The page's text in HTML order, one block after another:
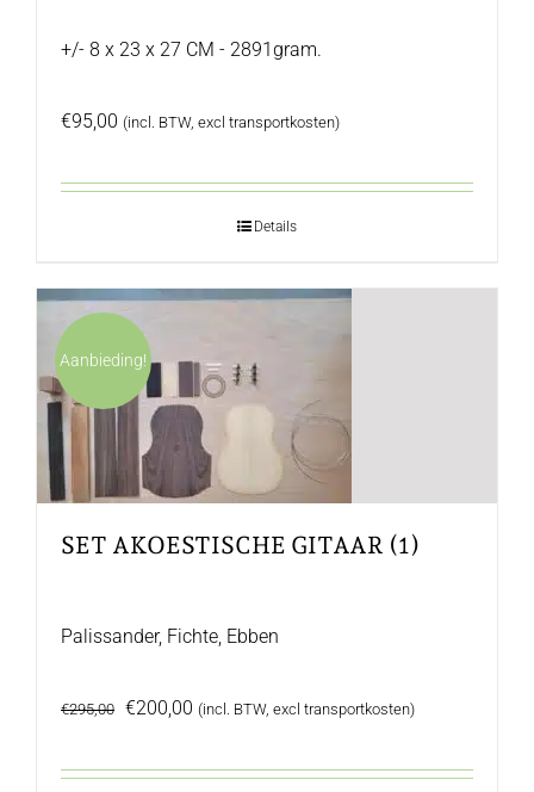
+/- 8 x 23 x 27 CM - 2891gram.
€95,00 (incl. BTW, excl transportkosten)
Details
Aanbieding!
SET AKOESTISCHE GITAAR (1)
Palissander, Fichte, Ebben
€295,00 Oorspronkelijke
€200,00 Huidige
(incl. BTW, excl transportkosten)